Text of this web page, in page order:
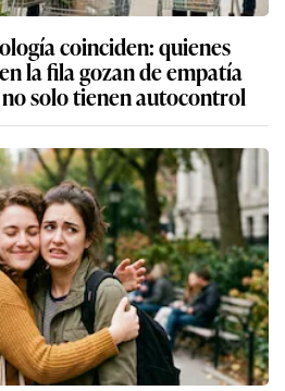
coinciden: quienes
la fila gozan de empatía
solo tienen autocontrol